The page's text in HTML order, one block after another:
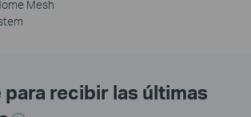
Mesh
recibir las últimas